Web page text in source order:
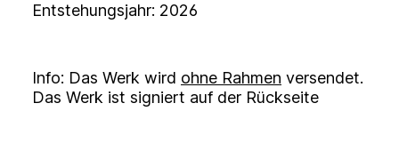
Entstehungsjahr: 2026
Info: Das Werk wird ohne Rahmen versendet.
Das Werk ist signiert auf der Rückseite